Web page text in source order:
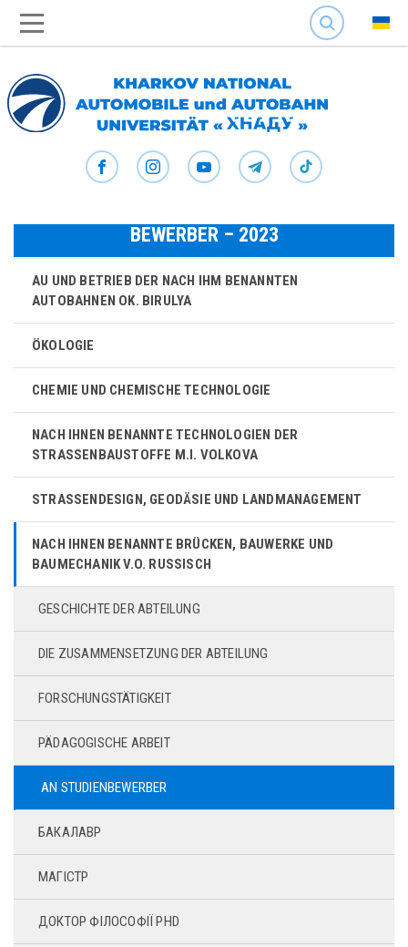
SEARCH
BEWERBER – 2023
AU UND BETRIEB DER NACH IHM BENANNTEN
AUTOBAHNEN OK. BIRULYA
ÖKOLOGIE
CHEMIE UND CHEMISCHE TECHNOLOGIE
NACH IHNEN BENANNTE TECHNOLOGIEN DER
STRASSENBAUSTOFFE M.I. VOLKOVA
STRASSENDESIGN, GEODÄSIE UND LANDMANAGEMENT
NACH IHNEN BENANNTE BRÜCKEN, BAUWERKE UND
BAUMECHANIK V.O. RUSSISCH
GESCHICHTE DER ABTEILUNG
DIE ZUSAMMENSETZUNG DER ABTEILUNG
FORSCHUNGSTÄTIGKEIT
PÄDAGOGISCHE ARBEIT
AN STUDIENBEWERBER
БАКАЛАВР
МАГІСТР
ДОКТОР ФІЛОСОФІЇ PHD